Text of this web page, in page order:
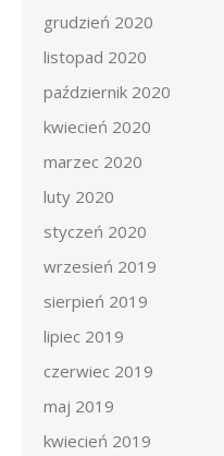
grudzień 2020
listopad 2020
październik 2020
kwiecień 2020
marzec 2020
luty 2020
styczeń 2020
wrzesień 2019
sierpień 2019
lipiec 2019
czerwiec 2019
maj 2019
kwiecień 2019